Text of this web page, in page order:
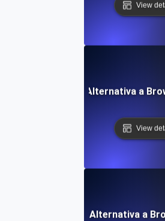
View
Alternativa a
View
Alternativa a